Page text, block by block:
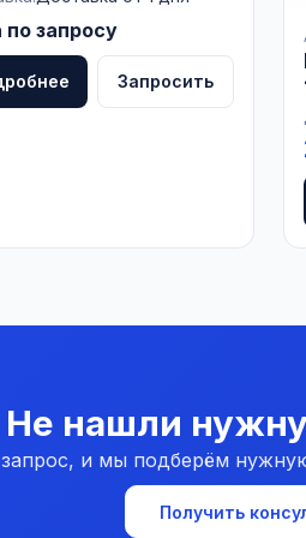
501Т50,
по запросу
Запросить
Не нашли
и мы подберём
Получить